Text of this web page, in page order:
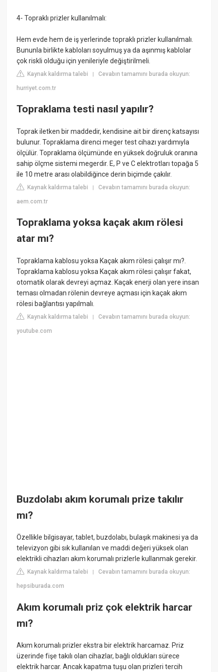
4- Topraklı prizler kullanılmalı:
Hem evde hem de iş yerlerinde topraklı prizler kullanılmalı.
Bununla birlikte kabloları soyulmuş ya da aşınmış kablolar
çok riskli olduğu için yenileriyle değiştirilmeli.
Kaynak kaldırma talebi |Cevabın tamamını burada okuyun:
hurriyet.com.tr
Topraklama testi nasıl yapılır?
Toprak iletken bir maddedir, kendisine ait bir direnç katsayısı
bulunur. Topraklama direnci meger test cihazı yardımıyla
ölçülür. Topraklama ölçümünde en yüksek doğruluk oranına
sahip ölçme sistemi megerdir. E, P ve C elektrotları topağa 5
ile 10 metre arası olabildiğince derin biçimde çakılır.
Kaynak kaldırma talebi |Cevabın tamamını burada okuyun:
aem.com.tr
Topraklama yoksa kaçak akım rölesi
atar mı?
Topraklama kablosu yoksa Kaçak akım rölesi çalışır mı?.
Topraklama kablosu yoksa Kaçak akım rölesi çalışır fakat,
otomatik olarak devreyi açmaz. Kaçak enerji olan yere insan
teması olmadan rölenin devreye açması için kaçak akım
rölesi bağlantısı yapılmalı.
Kaynak kaldırma talebi |Cevabın tamamını burada okuyun:
youtube.com
Buzdolabı akım korumalı prize takılır
mı?
Özellikle bilgisayar, tablet, buzdolabı, bulaşık makinesi ya da
televizyon gibi sık kullanılan ve maddi değeri yüksek olan
elektrikli cihazları akım korumalı prizlerle kullanmak gerekir.
Kaynak kaldırma talebi |Cevabın tamamını burada okuyun:
hepsiburada.com
Akım korumalı priz çok elektrik harcar
mı?
Akım korumalı prizler ekstra bir elektrik harcamaz. Priz
üzerinde fişe takılı olan cihazlar, bağlı oldukları sürece
elektrik harcar. Ancak kapatma tuşu olan prizleri tercih